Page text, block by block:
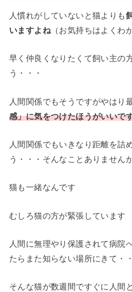
人慣れがしていないと猫よりも
いますよね（お気持ちはよくわ
早く仲良くなりたくて飼い主の
う・・・
人間関係でもそうですがやはり
感」に気をつけたほうがいいで
人間関係でもいきなり距離を詰
う・・・そんなことありません
猫も一緒なんです
むしろ猫の方が緊張しています
人間に無理やり保護されて病院
たらまた知らない場所にきて・
そんな猫が数週間ですぐに人間